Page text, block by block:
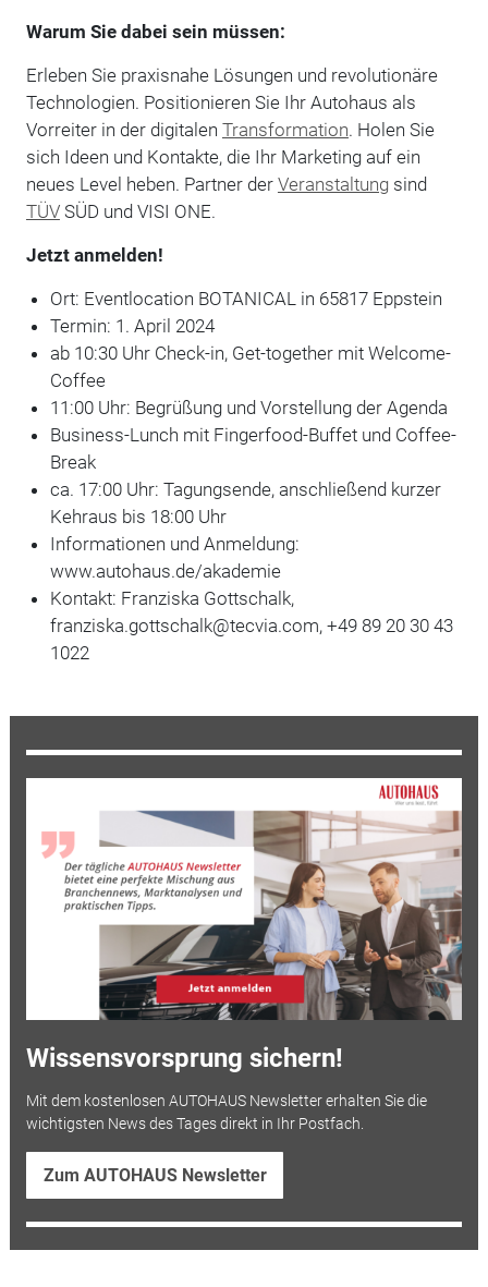
Warum Sie dabei sein müssen:
Erleben Sie praxisnahe Lösungen und revolutionäre
Technologien. Positionieren Sie Ihr Autohaus als
Vorreiter in der digitalen Transformation. Holen Sie
sich Ideen und Kontakte, die Ihr Marketing auf ein
neues Level heben. Partner der Veranstaltungsind
TÜVSÜD und VISI ONE.
Jetzt anmelden!
Ort: Eventlocation BOTANICAL in 65817 Eppstein
Termin: 1. April 2024
ab 10:30 Uhr Check-in, Get-together mit Welcome-
Coffee
11:00 Uhr: Begrüßung und Vorstellung der Agenda
Business-Lunch mit Fingerfood-Buffet und Coffee-
Break
ca. 17:00 Uhr: Tagungsende, anschließend kurzer
Kehraus bis 18:00 Uhr
Informationen und Anmeldung:
www.autohaus.de/akademie
Kontakt: Franziska Gottschalk,
franziska.gottschalk@tecvia.com, +49 89 20 30 43
1022
Wissensvorsprung sichern!
Mit dem kostenlosen AUTOHAUS Newsletter erhalten Sie die
wichtigsten News des Tages direkt in Ihr Postfach.
Zum AUTOHAUS Newsletter